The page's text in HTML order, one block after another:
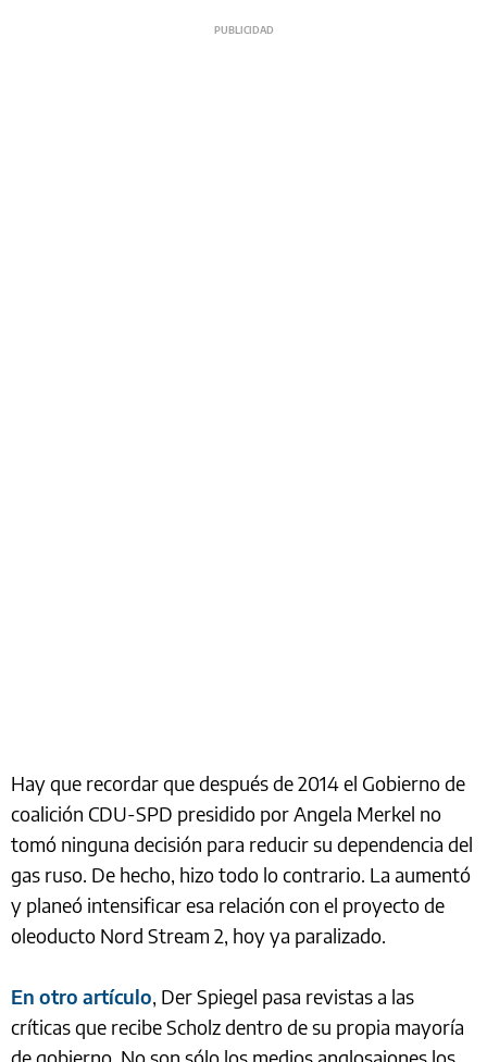
Hay que recordar que después de 2014 el Gobierno de
coalición CDU-SPD presidido por Angela Merkel no
tomó ninguna decisión para reducir su dependencia del
gas ruso. De hecho, hizo todo lo contrario. La aumentó
y planeó intensificar esa relación con el proyecto de
oleoducto Nord Stream 2, hoy ya paralizado.
En otro artículo, Der Spiegel pasa revistas a las
críticas que recibe Scholz dentro de su propia mayoría
de gobierno. No son sólo los medios anglosajones los